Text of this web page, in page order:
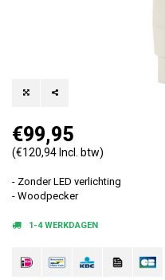
€99,95
(€120,94 Incl. btw)
- Zonder LED verlichting
- Woodpecker
1-4 WERKDAGEN